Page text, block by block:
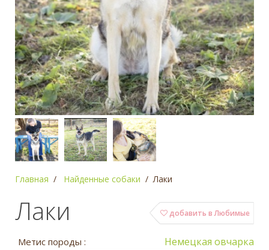
Главная Найденные собаки Лаки
добавить в Любимые
Лаки
Метис породы : Немецкая овчарка